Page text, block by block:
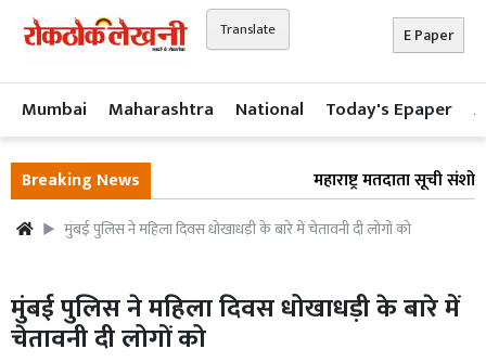
Translate E Paper
Mumbai Maharashtra National Today's Epaper
Breaking News महाराष्ट्र मतदाता सूची
मुंबई पुलिस ने महिला दिवस धोखाधड़ी के बारे में चेतावनी दी लोगों को
मुंबई पुलिस ने महिला दिवस धोखाधड़ी के बारे में
चेतावनी दी लोगों को